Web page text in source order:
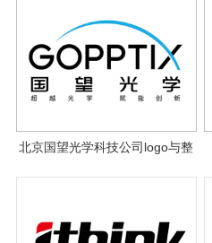
北京国望光学科技公司logo与整